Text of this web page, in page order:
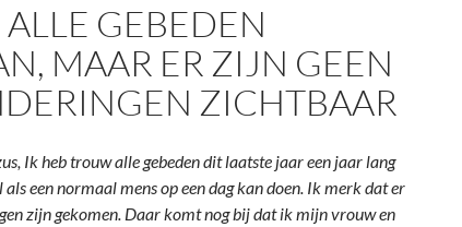
GEBEDEN
MAAR ER ZIJN GEEN
ZICHTBAAR
Ik heb trouw alle gebeden dit laatste jaar een jaar lang
als een normaal mens op een dag kan doen. Ik merk dat er
zijn gekomen. Daar komt nog bij dat ik mijn vrouw en